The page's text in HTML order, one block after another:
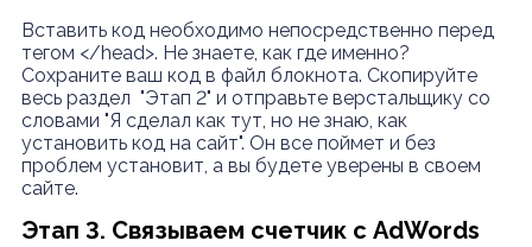
Вставить код необходимо непосредственно перед
тегом </head>. Не знаете, как где именно?
Сохраните ваш код в файл блокнота. Скопируйте
весь раздел "Этап 2" и отправьте верстальщику со
словами "Я сделал как тут, но не знаю, как
установить код на сайт". Он все поймет и без
проблем установит, а вы будете уверены в своем
сайте.
Этап 3. Связываем счетчик с AdWords